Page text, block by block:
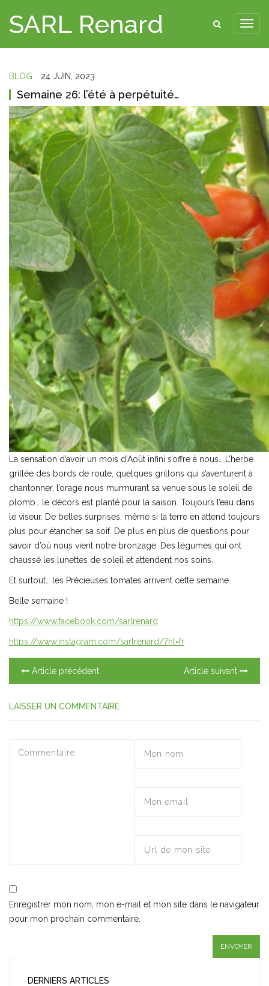
SARL Renard
BLOG 24 JUIN, 2023
Semaine 26: l’été à perpétuité…
La sensation d’avoir un mois d’Août infini s’offre à nous… L’herbe
grillée des bords de route, quelques grillons qui s’aventurent à
chantonner, l’orage nous murmurant sa venue sous le soleil de
plomb… le décors est planté pour la saison. Toujours l’eau dans
le viseur. De belles surprises, même si la terre en attend toujours
plus pour étancher sa soif. De plus en plus de questions pour
savoir d’où nous vient notre bronzage. Des légumes qui ont
chaussé les lunettes de soleil et attendent nos soins.
Et surtout… les Précieuses tomates arrivent cette semaine…
Belle semaine !
https://www.facebook.com/sarlrenard
https://www.instagram.com/sarlrenard/?hl=fr
Article précédent Article suivant
LAISSER UN COMMENTAIRE
Enregistrer mon nom, mon e-mail et mon site dans le navigateur
pour mon prochain commentaire.
DERNIERS ARTICLES